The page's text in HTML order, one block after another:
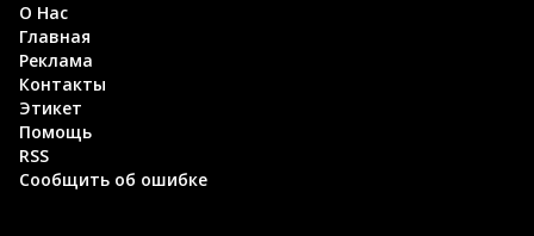
О Нас
Главная
Реклама
Контакты
Этикет
Помощь
RSS
Сообщить об ошибке